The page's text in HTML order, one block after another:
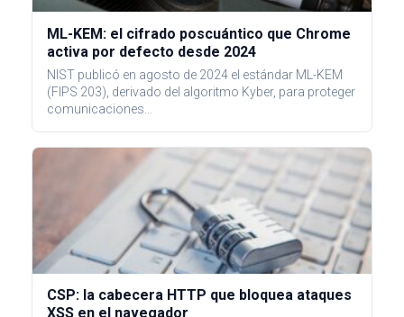
ML-KEM: el cifrado poscuántico que Chrome
activa por defecto desde 2024
NIST publicó en agosto de 2024 el estándar ML-KEM
(FIPS 203), derivado del algoritmo Kyber, para proteger
comunicaciones…
CSP: la cabecera HTTP que bloquea ataques
XSS en el navegador